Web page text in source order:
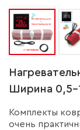
Ширина
Комплекты
очень